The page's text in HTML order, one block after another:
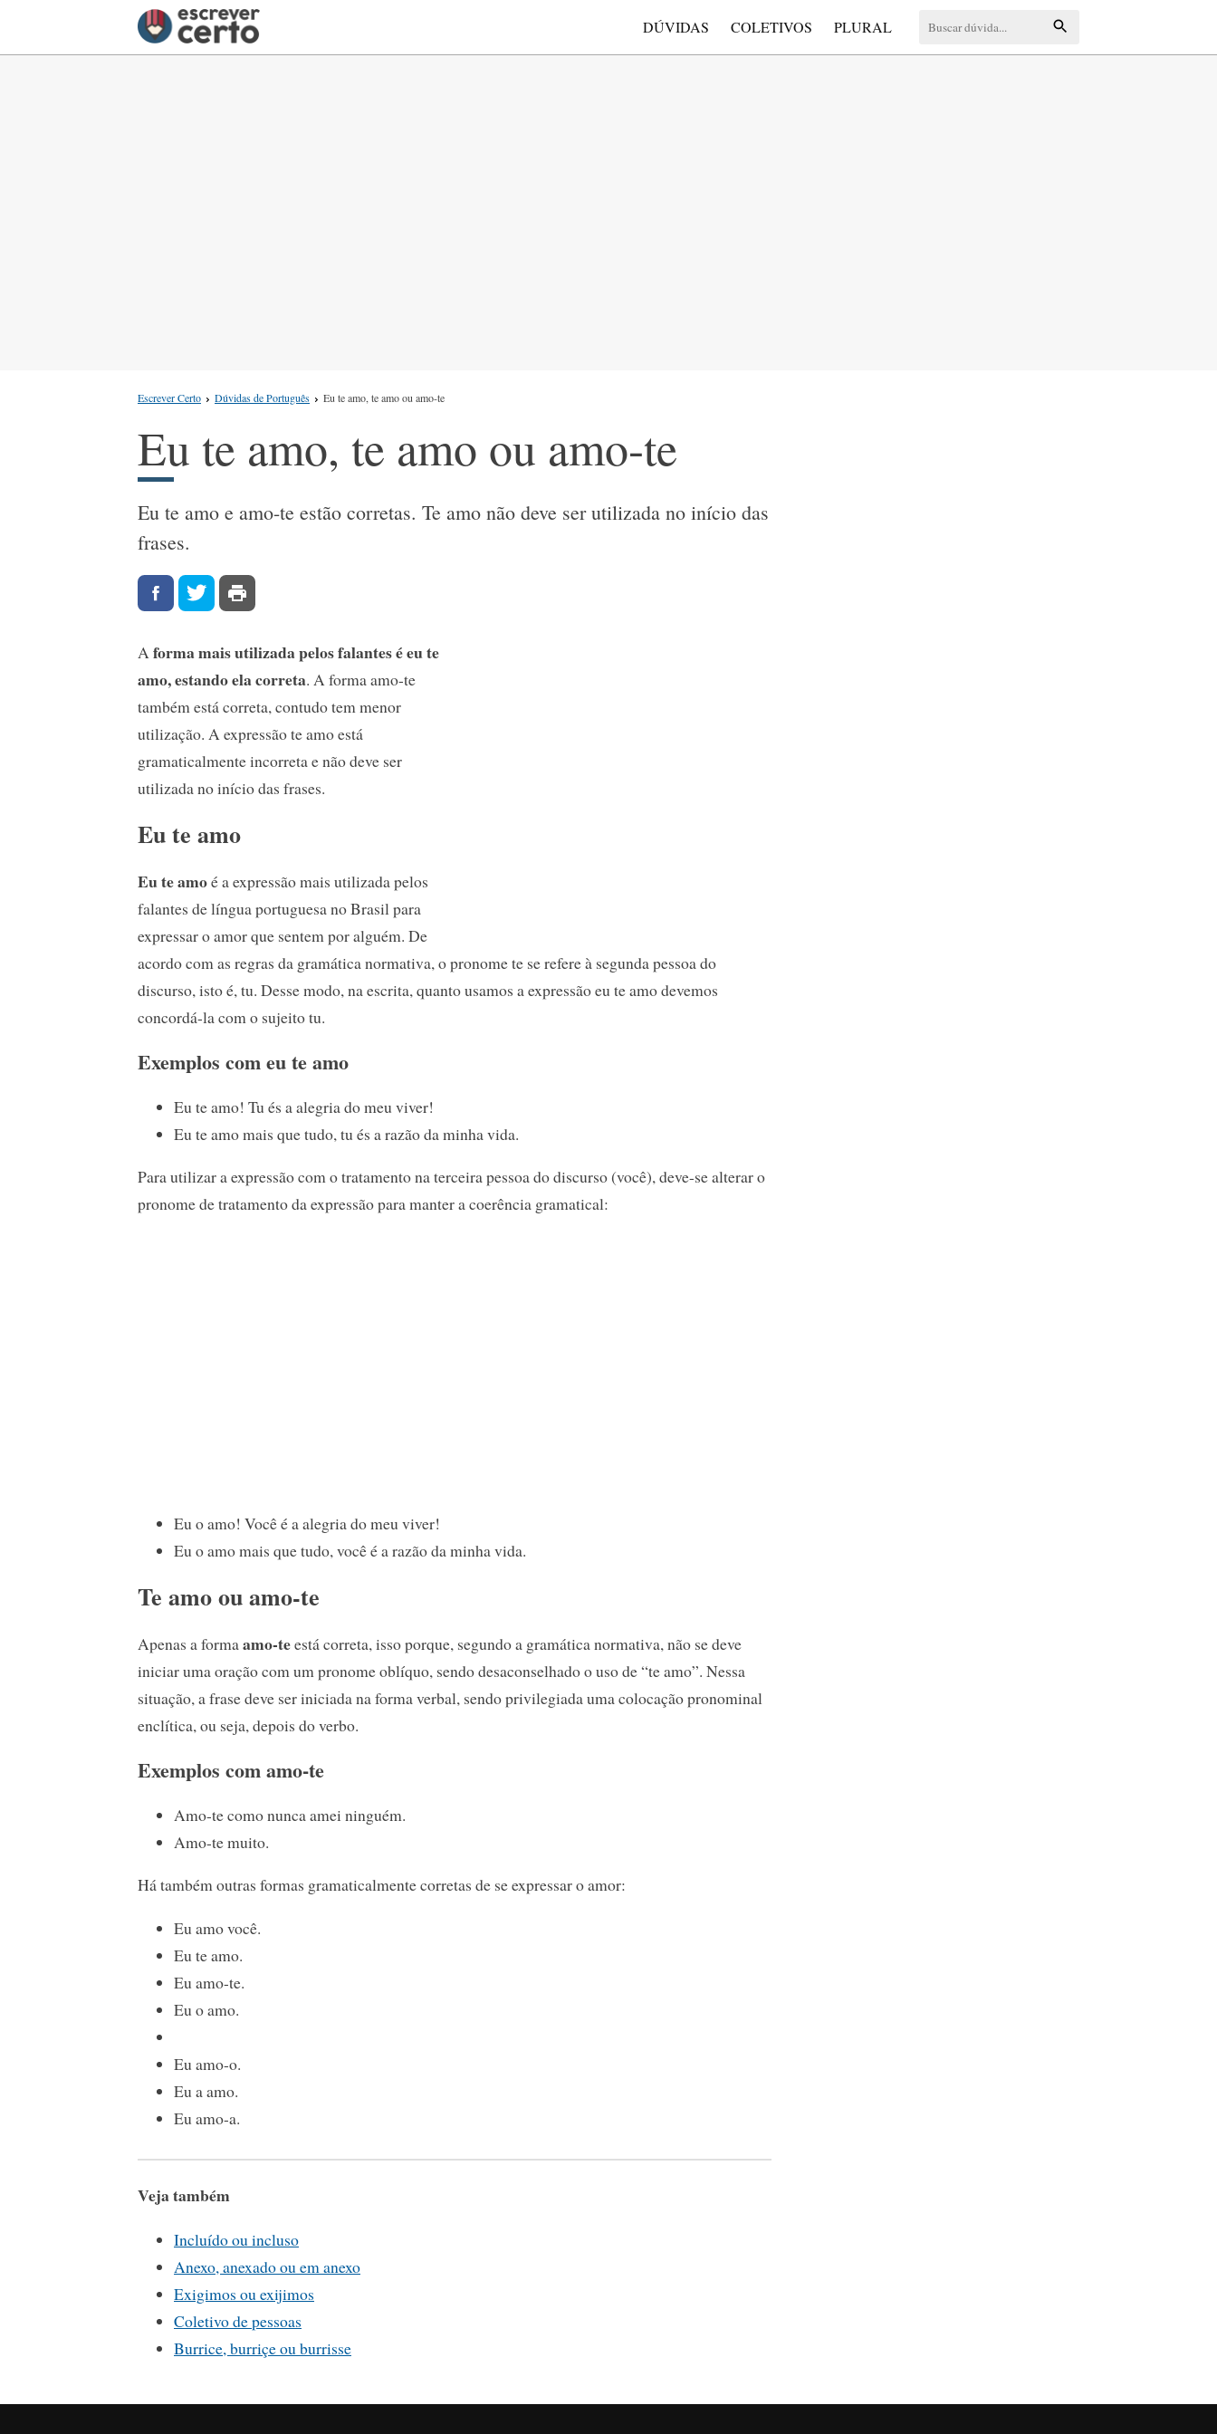
DÚVIDAS COLETIVOS PLURAL
Escrever Certo Dúvidas de Português Eu te amo, te amo ou amo-te
Eu te amo, te amo ou amo-te
Eu te amo e amo-te estão corretas. Te amo não deve ser utilizada no início das
frases.
Aforma mais utilizada pelos falantes é eu te
amo, estando ela correta. A forma amo-te
também está correta, contudo tem menor
utilização. A expressão te amo está
gramaticalmente incorreta e não deve ser
utilizada no início das frases.
Eu te amo
Eu te amoé a expressão mais utilizada pelos
falantes de língua portuguesa no Brasil para
expressar o amor que sentem por alguém. De
acordo com as regras da gramática normativa, o pronome te se refere à segunda pessoa do
discurso, isto é, tu. Desse modo, na escrita, quanto usamos a expressão eu te amo devemos
concordá-la com o sujeito tu.
Exemplos com eu te amo
Eu te amo! Tu és a alegria do meu viver!
Eu te amo mais que tudo, tu és a razão da minha vida.
Para utilizar a expressão com o tratamento na terceira pessoa do discurso (você), deve-se alterar o
pronome de tratamento da expressão para manter a coerência gramatical:
Eu o amo! Você é a alegria do meu viver!
Eu o amo mais que tudo, você é a razão da minha vida.
Te amo ou amo-te
Apenas a forma amo-teestá correta, isso porque, segundo a gramática normativa, não se deve
iniciar uma oração com um pronome oblíquo, sendo desaconselhado o uso de “te amo”. Nessa
situação, a frase deve ser iniciada na forma verbal, sendo privilegiada uma colocação pronominal
enclítica, ou seja, depois do verbo.
Exemplos com amo-te
Amo-te como nunca amei ninguém.
Amo-te muito.
Há também outras formas gramaticalmente corretas de se expressar o amor:
Eu amo você.
Eu te amo.
Eu amo-te.
Eu o amo.
Eu amo-o.
Eu a amo.
Eu amo-a.
Veja também
Incluído ou incluso
Anexo, anexado ou em anexo
Exigimos ou exijimos
Coletivo de pessoas
Burrice, burriçe ou burrisse